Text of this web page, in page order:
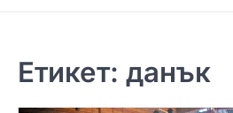
Етикет: данък